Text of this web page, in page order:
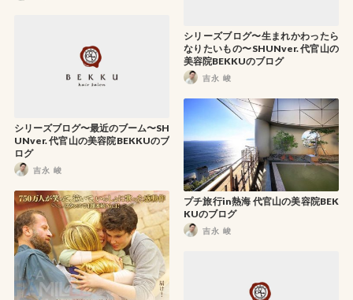
シリーズブログ〜生まれかわったら
なりたいもの〜SHUNver. 代官山の
美容院BEKKUのブログ
吉永 峻
シリーズブログ〜最近のブーム〜SH
UNver. 代官山の美容院BEKKUのブ
ログ
吉永 峻
プチ旅行in熱海 代官山の美容院BEK
KUのブログ
吉永 峻